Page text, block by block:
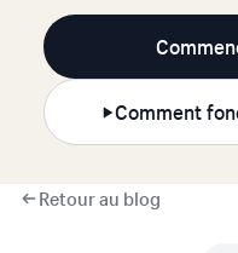
Comment
Retour au blog